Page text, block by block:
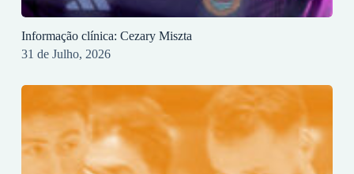
Informação clínica: Cezary Miszta
31 de Julho, 2026